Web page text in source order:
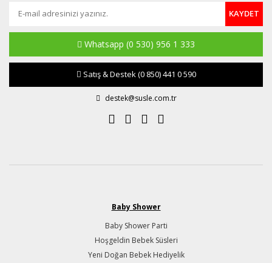
KAYDET
Whatsapp (0 530) 956 1 333
Satış & Destek(0 850) 441 0 590
destek@susle.com.tr
Baby Shower
Baby Shower Parti
Hoşgeldin Bebek Süsleri
Yeni Doğan Bebek Hediyelik